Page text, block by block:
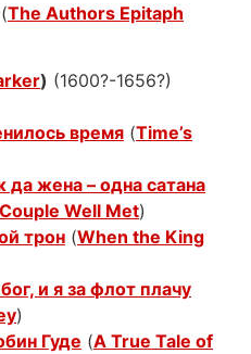
(The Authors Epitaph
) (1600?-1656?)
время (Time’s
жена – одна сатана
Well Met)
трон (When the King
и я за флот плачу
)
Гуде (A True Tale of